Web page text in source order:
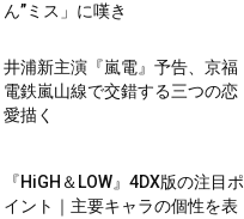
ん”ミス」に嘆き
井浦新主演『嵐電』予告、京福
電鉄嵐山線で交錯する三つの恋
愛描く
『HiGH＆LOW』4DX版の注目ポ
イント｜主要キャラの個性を表